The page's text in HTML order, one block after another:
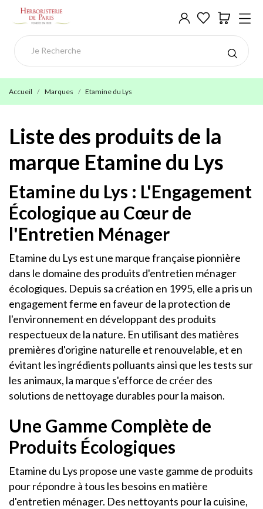
Accueil Marques Etamine du Lys
Liste des produits de la
marque Etamine du Lys
Etamine du Lys : L'Engagement
Écologique au Cœur de
l'Entretien Ménager
Etamine du Lys est une marque française pionnière
dans le domaine des produits d'entretien ménager
écologiques. Depuis sa création en 1995, elle a pris un
engagement ferme en faveur de la protection de
l'environnement en développant des produits
respectueux de la nature. En utilisant des matières
premières d'origine naturelle et renouvelable, et en
évitant les ingrédients polluants ainsi que les tests sur
les animaux, la marque s'efforce de créer des
solutions de nettoyage durables pour la maison.
Une Gamme Complète de
Produits Écologiques
Etamine du Lys propose une vaste gamme de produits
pour répondre à tous les besoins en matière
d'entretien ménager. Des nettoyants pour la cuisine,